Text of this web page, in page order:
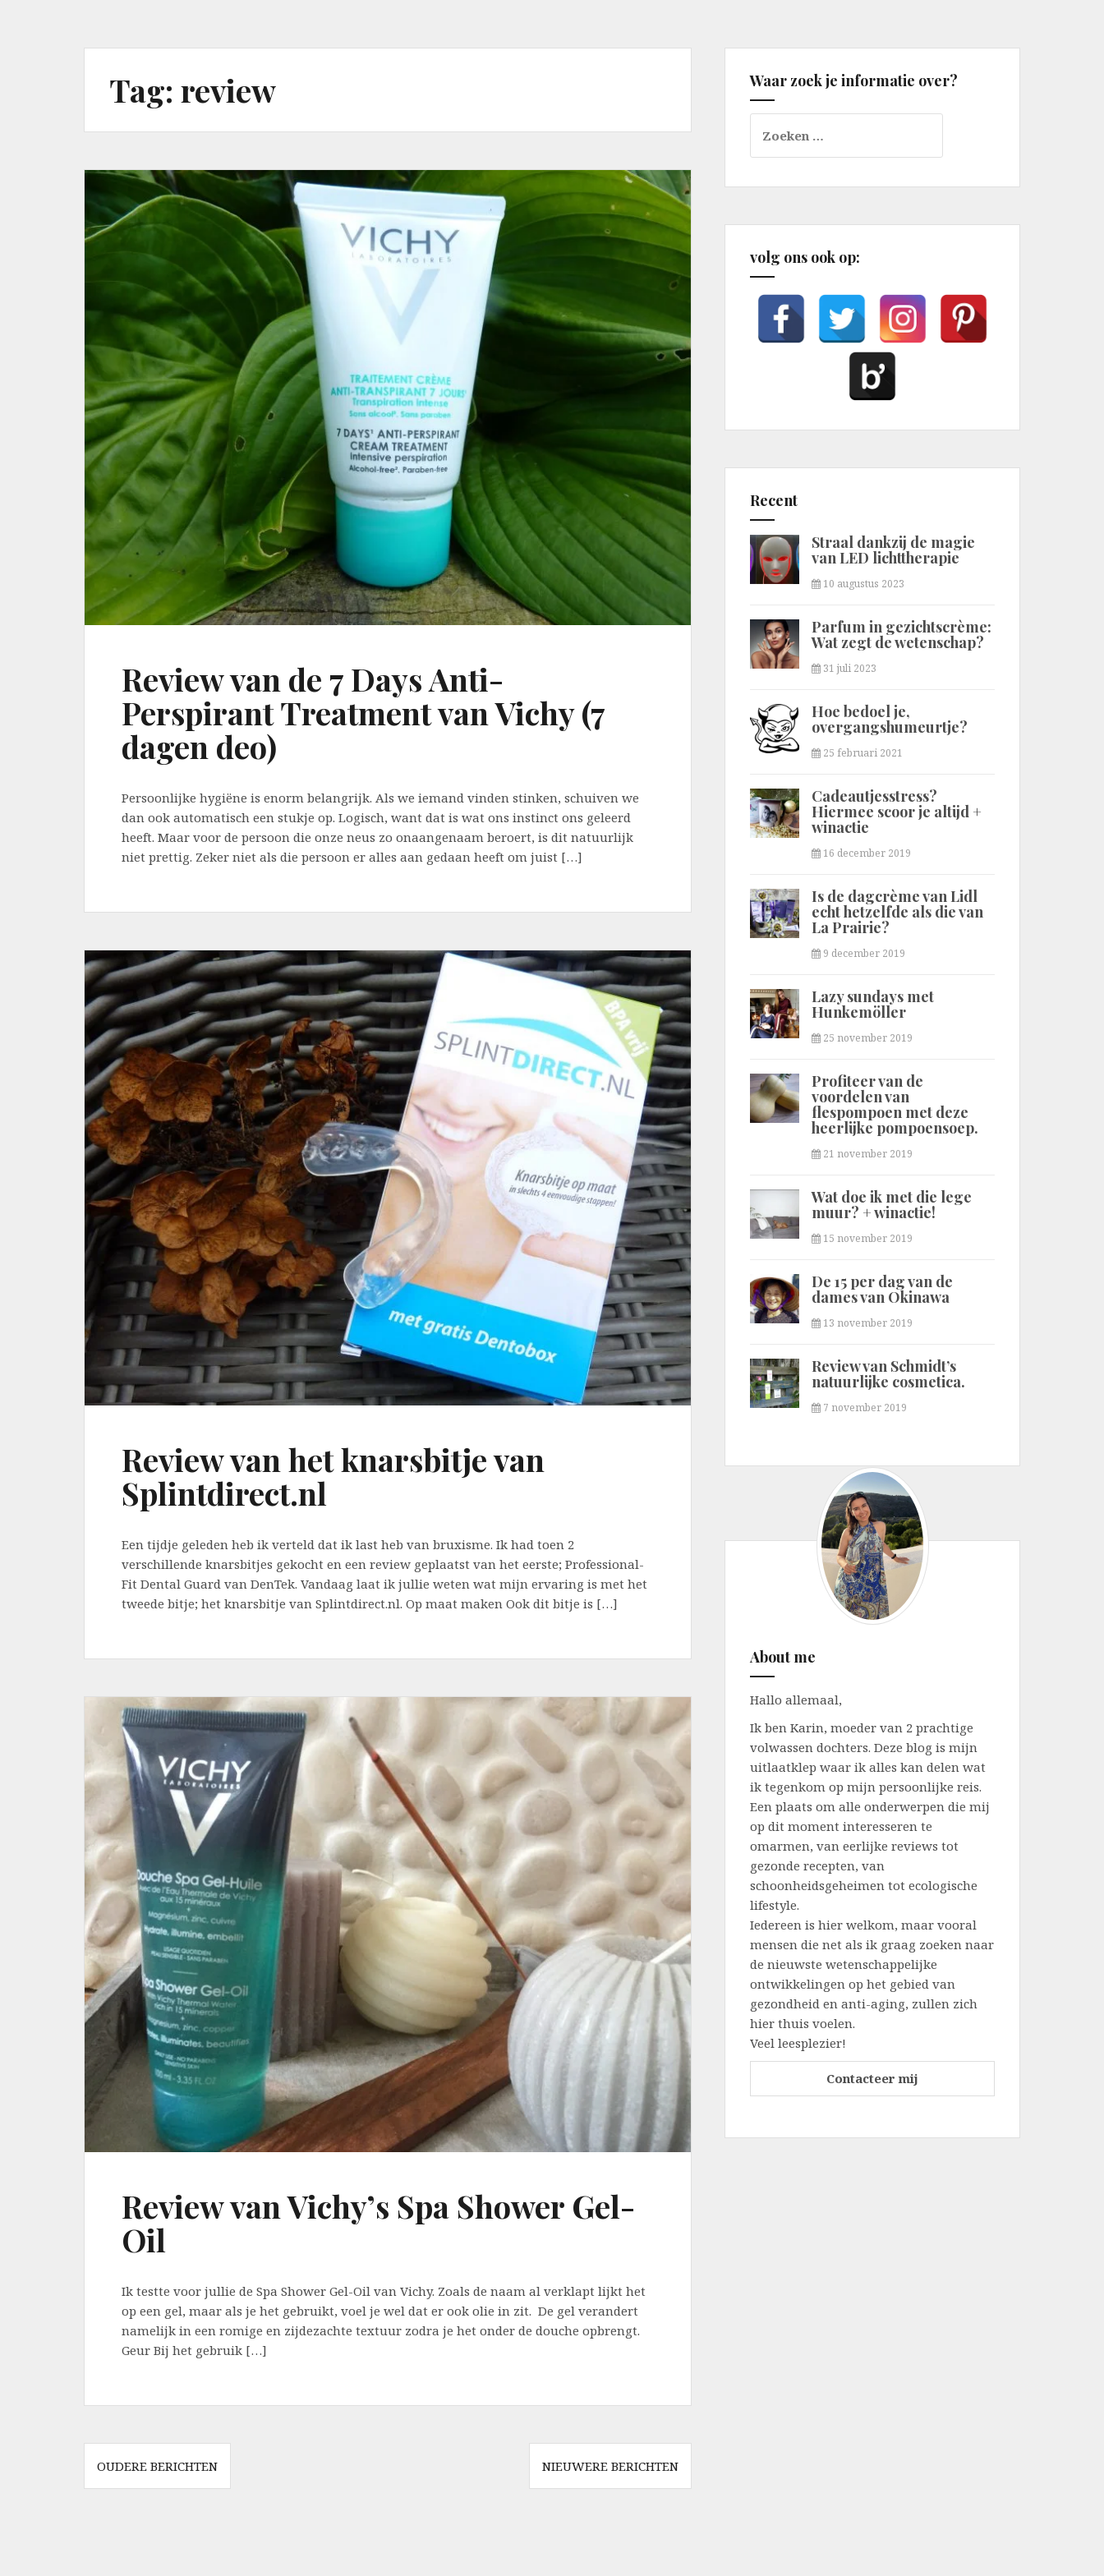
Tag: review
Review van de 7 Days Anti-
Perspirant Treatment van Vichy (7
dagen deo)
Persoonlijke hygiëne is enorm belangrijk. Als we iemand vinden stinken, schuiven we
dan ook automatisch een stukje op. Logisch, want dat is wat ons instinct ons geleerd
heeft. Maar voor de persoon die onze neus zo onaangenaam beroert, is dit natuurlijk
niet prettig. Zeker niet als die persoon er alles aan gedaan heeft om juist […]
Review van het knarsbitje van
Splintdirect.nl
Een tijdje geleden heb ik verteld dat ik last heb van bruxisme. Ik had toen 2
verschillende knarsbitjes gekocht en een review geplaatst van het eerste; Professional-
Fit Dental Guard van DenTek. Vandaag laat ik jullie weten wat mijn ervaring is met het
tweede bitje; het knarsbitje van Splintdirect.nl. Op maat maken Ook dit bitje is […]
Review van Vichy’s Spa Shower Gel-
Oil
Ik testte voor jullie de Spa Shower Gel-Oil van Vichy. Zoals de naam al verklapt lijkt het
op een gel, maar als je het gebruikt, voel je wel dat er ook olie in zit. De gel verandert
namelijk in een romige en zijdezachte textuur zodra je het onder de douche opbrengt.
Geur Bij het gebruik […]
Berichtnavigatie
OUDERE BERICHTEN NIEUWERE BERICHTEN
Waar zoek je informatie over?
naar:
volg ons ook op:
Recent
Straal dankzij de magie
van LED lichttherapie
10 augustus 2023
Parfum in gezichtscrème:
Wat zegt de wetenschap?
31 juli 2023
Hoe bedoel je,
overgangshumeurtje?
25 februari 2021
Cadeautjesstress?
Hiermee scoor je altijd +
winactie
16 december 2019
Is de dagcrème van Lidl
echt hetzelfde als die van
La Prairie?
9 december 2019
Lazy sundays met
Hunkemöller
25 november 2019
Profiteer van de
voordelen van
flespompoen met deze
heerlijke pompoensoep.
21 november 2019
Wat doe ik met die lege
muur? + winactie!
15 november 2019
De 15 per dag van de
dames van Okinawa
13 november 2019
Review van Schmidt’s
natuurlijke cosmetica.
7 november 2019
About me
Hallo allemaal,
Ik ben Karin, moeder van 2 prachtige
volwassen dochters. Deze blog is mijn
uitlaatklep waar ik alles kan delen wat
ik tegenkom op mijn persoonlijke reis.
Een plaats om alle onderwerpen die mij
op dit moment interesseren te
omarmen, van eerlijke reviews tot
gezonde recepten, van
schoonheidsgeheimen tot ecologische
lifestyle.
Iedereen is hier welkom, maar vooral
mensen die net als ik graag zoeken naar
de nieuwste wetenschappelijke
ontwikkelingen op het gebied van
gezondheid en anti-aging, zullen zich
hier thuis voelen.
Veel leesplezier!
Contacteer mij